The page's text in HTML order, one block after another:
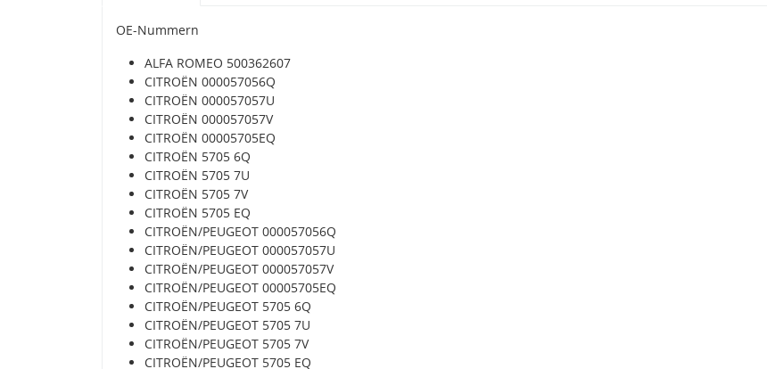
OE-Nummern
ALFA ROMEO 500362607
CITROËN 000057056Q
CITROËN 000057057U
CITROËN 000057057V
CITROËN 00005705EQ
CITROËN 5705 6Q
CITROËN 5705 7U
CITROËN 5705 7V
CITROËN 5705 EQ
CITROËN/PEUGEOT 000057056Q
CITROËN/PEUGEOT 000057057U
CITROËN/PEUGEOT 000057057V
CITROËN/PEUGEOT 00005705EQ
CITROËN/PEUGEOT 5705 6Q
CITROËN/PEUGEOT 5705 7U
CITROËN/PEUGEOT 5705 7V
CITROËN/PEUGEOT 5705 EQ